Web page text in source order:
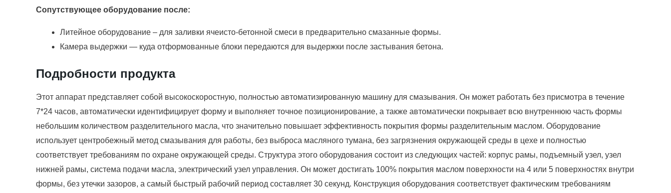
Сопутствующее оборудование после:
Литейное оборудование – для заливки ячеисто-бетонной смеси в предварительно смазанные формы.
Камера выдержки — куда отформованные блоки передаются для выдержки после застывания бетона.
Подробности продукта
Этот аппарат представляет собой высокоскоростную, полностью автоматизированную машину для смазывания. Он может работать без присмотра в течение
7*24 часов, автоматически идентифицирует форму и выполняет точное позиционирование, а также автоматически покрывает всю внутреннюю часть формы
небольшим количеством разделительного масла, что значительно повышает эффективность покрытия формы разделительным маслом. Оборудование
использует центробежный метод смазывания для работы, без выброса масляного тумана, без загрязнения окружающей среды в цехе и полностью
соответствует требованиям по охране окружающей среды. Структура этого оборудования состоит из следующих частей: корпус рамы, подъемный узел, узел
нижней рамы, система подачи масла, электрический узел управления. Он может достигать 100% покрытия маслом поверхности на 4 или 5 поверхностях внутри
формы, без утечки зазоров, а самый быстрый рабочий период составляет 30 секунд. Конструкция оборудования соответствует фактическим требованиям